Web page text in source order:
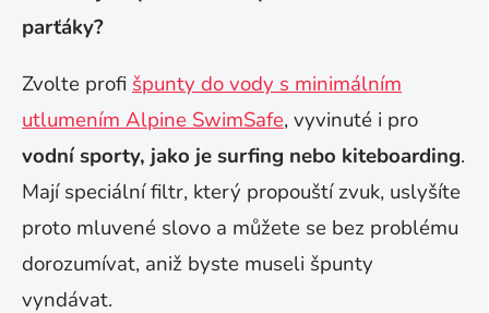
parťáky?
Zvolte profi špunty do vody s minimálním
utlumením Alpine SwimSafe, vyvinuté i pro
vodní sporty, jako je surfing nebo kiteboarding.
Mají speciální filtr, který propouští zvuk, uslyšíte
proto mluvené slovo a můžete se bez problému
dorozumívat, aniž byste museli špunty
vyndávat.